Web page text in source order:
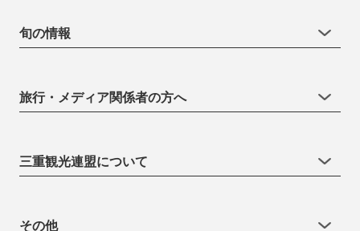
旬の情報
旅行・メディア関係者の方へ
三重観光連盟について
その他